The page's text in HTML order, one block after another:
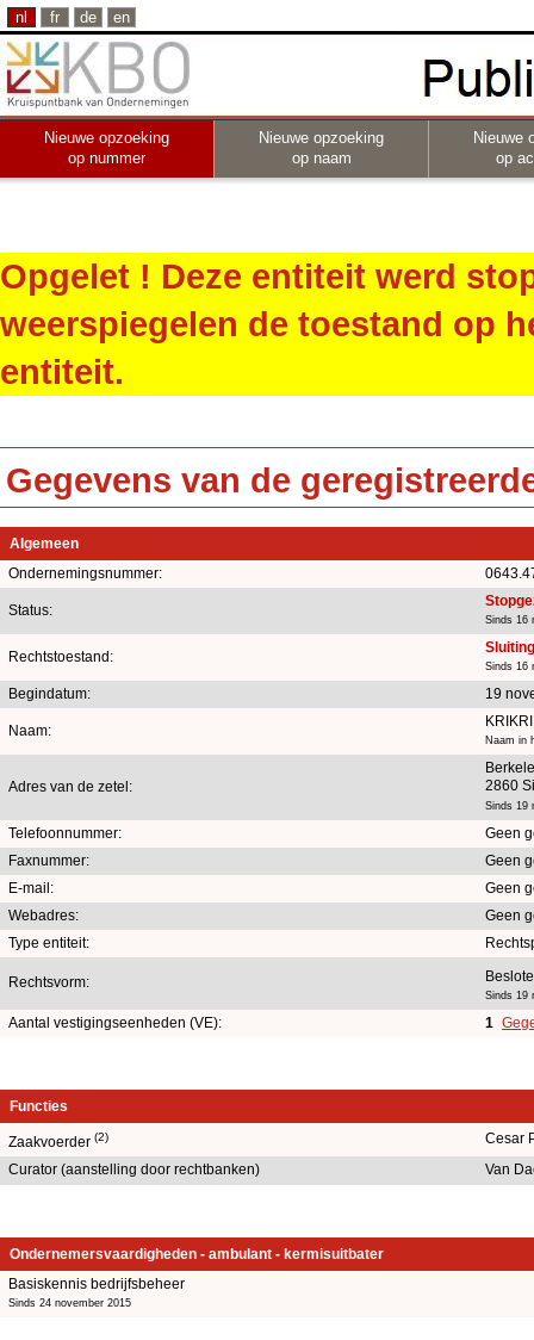
nl fr de en
Nieuwe opzoeking
op nummer
Nieuwe opzoeking
op naam
Nieuwe
op
Opgelet ! Deze entiteit werd
weerspiegelen de toestand op
entiteit.
Gegevens van de
Algemeen
Ondernemingsnummer:
Status:
Sinds 16
Rechtstoestand:
Sinds 16
Begindatum: 19
Naam:
KRIKRI
Naam in
Adres van de zetel:
2860
Sinds 19
Telefoonnummer:
Geen
Faxnummer:
Geen
E-mail:
Geen
Webadres:
Geen
Type entiteit:
Rechtsvorm:
Sinds 19
Aantal vestigingseenheden (VE): 1
Functies
Zaakvoerder (2)
Cesar
Curator (aanstelling door rechtbanken)
Van
Ondernemersvaardigheden - ambulant - kermisuitbater
Basiskennis bedrijfsbeheer
Sinds 24 november 2015